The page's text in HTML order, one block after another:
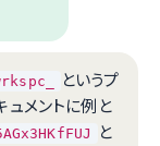
というプ
ュメントに例と
と